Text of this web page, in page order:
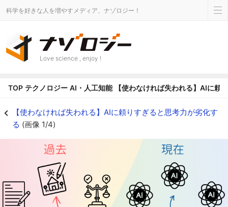
科学を好きな人を増やすメディア、ナゾロジー！
Love science , enjoy !
TOP テクノロジー AI・人工知能 【使わなければ失われる】AIに頼
【使わなければ失われる】AIに頼りすぎると思考力が劣化す
る (画像 1/4)